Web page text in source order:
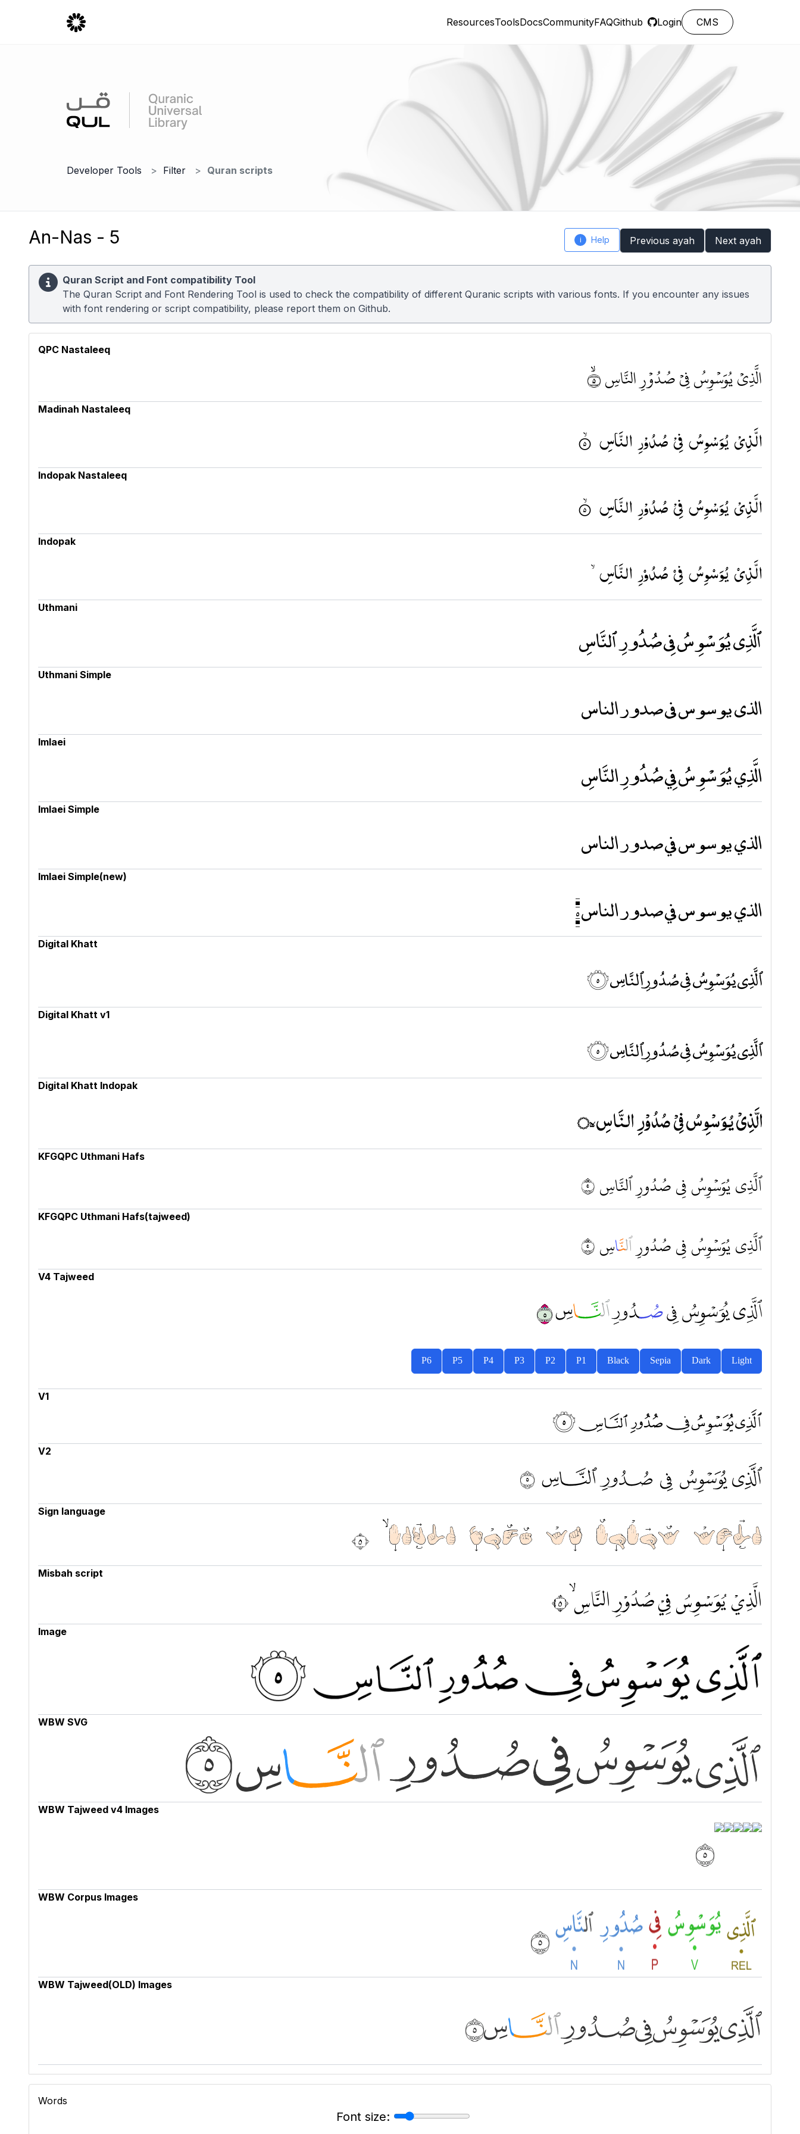
ResourcesToolsDocsCommunityFAQGithub Login CMS
Developer Tools Filter Quran scripts
An-Nas - 5 i Help Previous ayah Next ayah
Quran Script and Font compatibility Tool
The Quran Script and Font Rendering Tool is used to check the compatibility of different Quranic scripts with various fonts. If you encounter any issues
with font rendering or script compatibility, please report them on Github.
QPC Nastaleeq
الَّذِيْ يُوَسْوِسُ فِيْ صُدُوْرِ النَّاسِ ٥ﶫ
Madinah Nastaleeq
الَّذِیْ یُوَسْوِسُ فِیْ صُدُوْرِ النَّاسِ ۟ۙ
Indopak Nastaleeq
الَّذِیْ یُوَسْوِسُ فِیْ صُدُوْرِ النَّاسِ ۟ۙ
Indopak
الَّذِىۡ يُوَسۡوِسُ فِىۡ صُدُوۡرِ النَّاسِۙ‏
Uthmani
ٱلَّذِى يُوَسْوِسُ فِى صُدُورِ ٱلنَّاسِ
Uthmani Simple
الذى يوسوس فى صدور الناس
Imlaei
الَّذِي يُوَسْوِسُ فِي صُدُورِ النَّاسِ
Imlaei Simple
الذي يوسوس في صدور الناس
Imlaei Simple(new)
الذي يوسوس في صدور الناس ٥
Digital Khatt
ٱلَّذِي يُوَسْوِسُ فِي صُدُورِ ٱلنَّاسِ ۝٥
Digital Khatt v1
ٱلَّذِي يُوَسْوِسُ فِي صُدُورِ ٱلنَّاسِ ۝٥
Digital Khatt Indopak
الَّذِيْ يُوَسْوِسُ فِيْ صُدُوْرِ النَّاسِ ۝٥ۙ
KFGQPC Uthmani Hafs
ٱلَّذِي يُوَسۡوِسُ فِي صُدُورِ ٱلنَّاسِ ٥
KFGQPC Uthmani Hafs(tajweed)
ٱلَّذِى يُوَسۡوِسُ فِى صُدُورِٱلنَّاسِ ٥
V4 Tajweed
ﲀ ﲁ ﲂ ﲃ ﲄ ﲅ
Light
Dark
Sepia
Black
P1
P2
P3
P4
P5
P6
V1
ﮐ ﮑ ﮒ ﮓ ﮔ ﮕ
V2
ﲀ ﲁ ﲂ ﲃ ﲄ ﲅ
Sign language
الَّذِيْ يُوَسْوِسُ فِيْ صُدُوْرِ النَّاسِۙ ٥
Misbah script
الَّذِيْ يُوَسْوِسُ فِيْ صُدُوْرِ النَّاسِۙ ٥
Image
WBW SVG
WBW Tajweed v4 Images
WBW Corpus Images
WBW Tajweed(OLD) Images
Words
Font size: